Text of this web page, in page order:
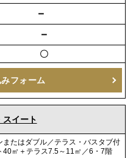
－
－
〇
フォーム
スイート
またはダブル／テラス・バスタブ付
40㎡＋テラス7.5～11㎡／6・7階